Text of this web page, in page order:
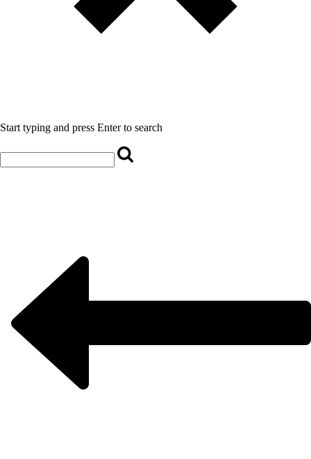
Start typing and press Enter to search